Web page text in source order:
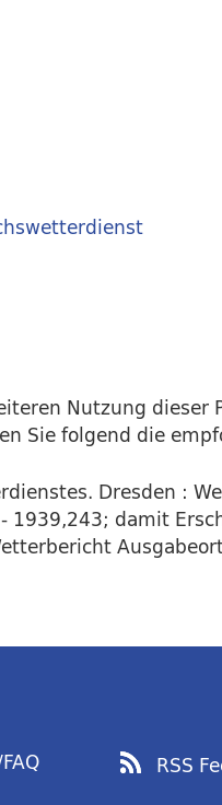
Nutzung
Sie folgend die
Dresden :
1939,243; damit
RSS